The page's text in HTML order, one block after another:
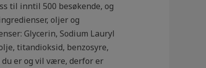
til inntil 500 besøkende, og
oljer og
Glycerin, Sodium Lauryl
titandioksid, benzosyre,
du er og vil være, derfor er